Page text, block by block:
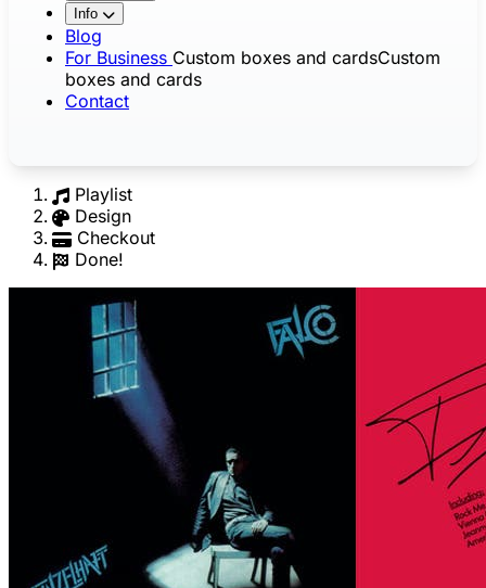
Info
Blog
For Business Custom boxes and cardsCustom
boxes and cards
Contact
Playlist
Design
Checkout
Done!